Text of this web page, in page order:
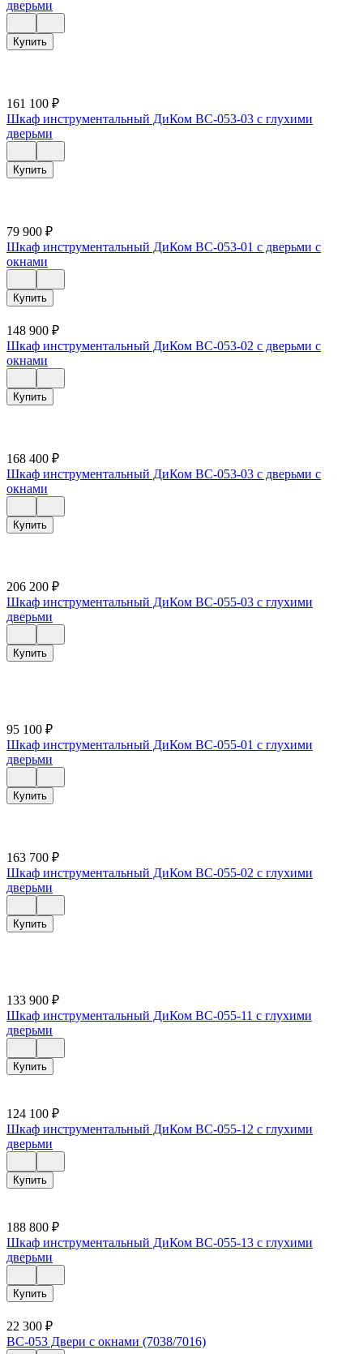
дверьми
Купить
161 100 ₽
Шкаф инструментальный ДиКом ВС-053-03 с глухими
дверьми
Купить
79 900 ₽
Шкаф инструментальный ДиКом ВС-053-01 с дверьми с
окнами
Купить
148 900 ₽
Шкаф инструментальный ДиКом ВС-053-02 с дверьми с
окнами
Купить
168 400 ₽
Шкаф инструментальный ДиКом ВС-053-03 с дверьми с
окнами
Купить
206 200 ₽
Шкаф инструментальный ДиКом ВС-055-03 с глухими
дверьми
Купить
95 100 ₽
Шкаф инструментальный ДиКом ВС-055-01 с глухими
дверьми
Купить
163 700 ₽
Шкаф инструментальный ДиКом ВС-055-02 с глухими
дверьми
Купить
133 900 ₽
Шкаф инструментальный ДиКом ВС-055-11 с глухими
дверьми
Купить
124 100 ₽
Шкаф инструментальный ДиКом ВС-055-12 с глухими
дверьми
Купить
188 800 ₽
Шкаф инструментальный ДиКом ВС-055-13 с глухими
дверьми
Купить
22 300 ₽
ВС-053 Двери с окнами (7038/7016)